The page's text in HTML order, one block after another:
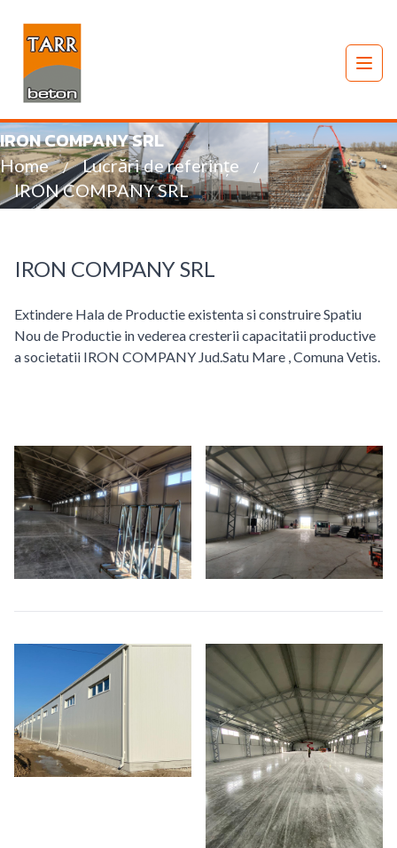
IRON COMPANY SRL
Home / Lucrări de referințe /
IRON COMPANY SRL
IRON COMPANY SRL
Extindere Hala de Productie existenta si construire Spatiu
Nou de Productie in vederea cresterii capacitatii productive
a societatii IRON COMPANY Jud.Satu Mare , Comuna Vetis.